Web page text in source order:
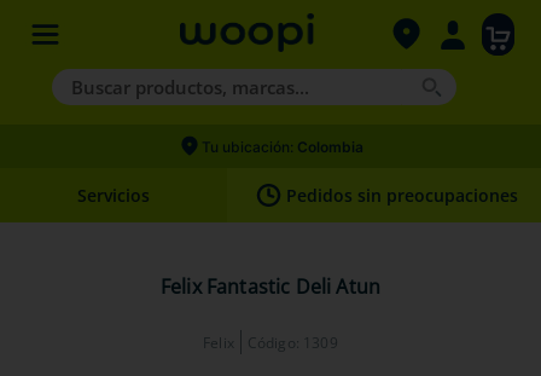
Buscar productos, marcas...
Términos más buscados
2.
hills
Tu ubicación: Colombia
Servicios Pedidos sin preocupaciones
Felix Fantastic Deli Atun
Felix Código: 1309